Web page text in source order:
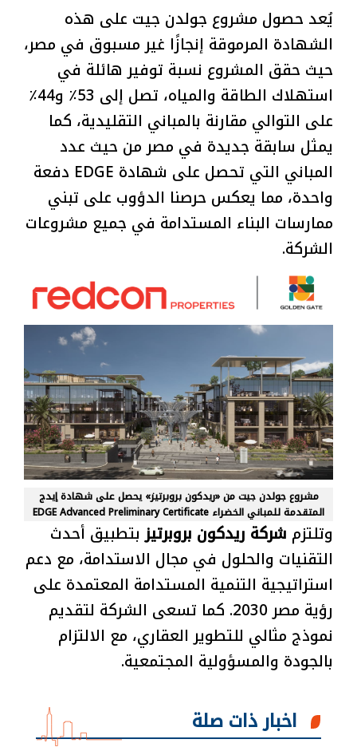
يُعد حصول مشروع جولدن جيت على هذه
الشهادة المرموقة إنجازًا غير مسبوق في مصر،
حيث حقق المشروع نسبة توفير هائلة في
استهلاك الطاقة والمياه، تصل إلى 53٪ و44٪
على التوالي مقارنة بالمباني التقليدية، كما
يمثل سابقة جديدة في مصر من حيث عدد
المباني التي تحصل على شهادة EDGE دفعة
واحدة، مما يعكس حرصنا الدؤوب على تبني
ممارسات البناء المستدامة في جميع مشروعات
الشركة.
مشروع جولدن جيت من «ريدكون بروبرتيز» يحصل على شهادة إيدج
المتقدمة للمباني الخضراء EDGE Advanced Preliminary Certificate
وتلتزم شركة ريدكون بروبرتيزبتطبيق أحدث
التقنيات والحلول في مجال الاستدامة، مع دعم
استراتيجية التنمية المستدامة المعتمدة على
رؤية مصر 2030. كما تسعى الشركة لتقديم
نموذج مثالي للتطوير العقاري، مع الالتزام
بالجودة والمسؤولية المجتمعية.
اخبار ذات صلة